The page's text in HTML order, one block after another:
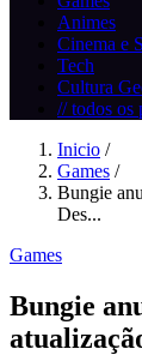
Animes
Cinema e
Tech
Cultura
// todos os
Inicio /
Games /
Bungie
Des...
Games
Bungie